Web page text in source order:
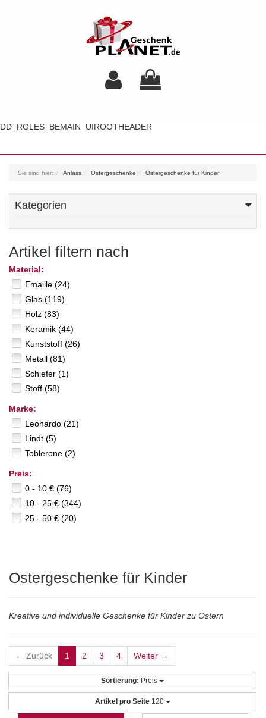
DD_ROLES_BEMAIN_UIROOTHEADER
Sie sind hier: Anlass Ostergeschenke Ostergeschenke für Kinder
Kategorien
Artikel filtern nach
Material:
Emaille (24)
Glas (119)
Holz (83)
Keramik (44)
Kunststoff (26)
Metall (81)
Schiefer (1)
Stoff (58)
Marke:
Leonardo (21)
Lindt (5)
Toblerone (2)
Preis:
0 - 10 € (76)
10 - 25 € (344)
25 - 50 € (20)
Ostergeschenke für Kinder
Kreative und individuelle Geschenke für Kinder zu Ostern
← Zurück 1 2 3 4 Weiter →
Sortierung: Preis
Artikel pro Seite 120